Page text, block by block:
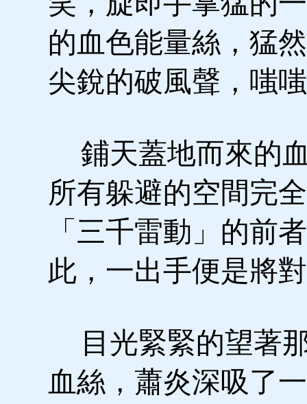
的血色能量絲，猛
尖銳的破風聲，嗤
鋪天蓋地而來的
所有躲避的空間完
「三千雷動」的前
此，一出手便是將
目光緊緊的望著
血絲，蕭炎深吸了